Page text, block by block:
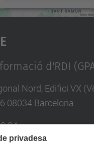
Accepta
by
d'RDI
Nord, Edifici VX
08034 Barcelona
34